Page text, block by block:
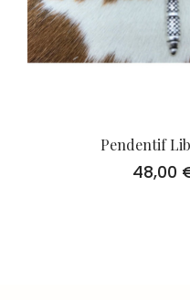
Pendentif
48,00